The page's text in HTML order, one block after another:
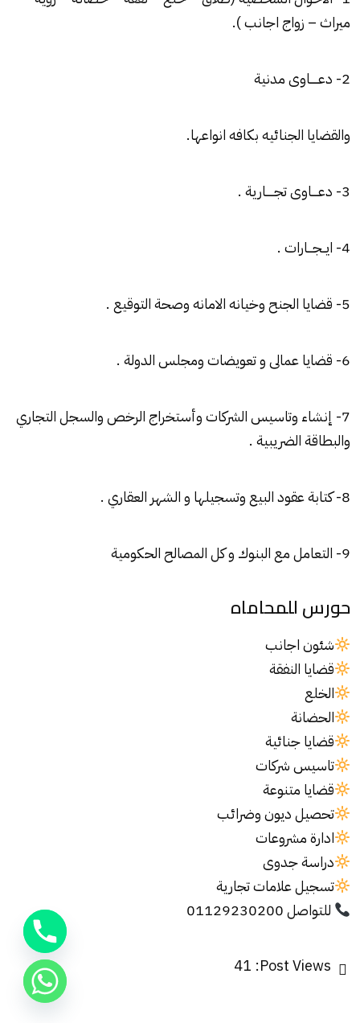
ميراث – زواج اجانب ).
2- دعـــــاوى مدنية
والقضايا الجنائيه بكافه انواعها.
3- دعــــاوى تجـــــارية .
4- ايــجـــارات .
5- قضايا الجنح وخيانه الامانه وصحة التوقيع .
6- قضايا عمالى و تعويضات ومجلس الدولة .
7- إنشاء وتاسيس الشركات وأستخراج الرخص والسجل التجاري
والبطاقة الضريبية .
8- كتابة عقود البيع وتسجيلها و الشهر العقاري .
9- التعامل مع البنوك و كل المصالح الحكومية
حورس للمحاماه
شئون اجانب
قضايا النفقة
الخلع
الحضانة
قضايا جنائية
تاسيس شركات
قضايا متنوعة
تحصيل ديون وضرائب
ادارة مشروعات
دراسة جدوى
تسجيل علامات تجارية
للتواصل 01129230200
Post Views:
41